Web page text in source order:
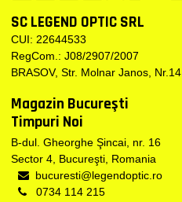
SC LEGEND OPTIC SRL
CUI: 22644533
RegCom.: J08/2907/2007
BRASOV, Str. Molnar Janos, Nr.14
Magazin Bucureşti
Timpuri Noi
B-dul. Gheorghe Şincai, nr. 16
Sector 4, Bucureşti, Romania
bucuresti@legendoptic.ro
0734 114 215